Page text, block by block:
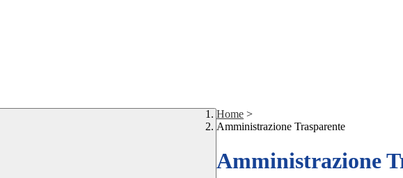
Home >
Amministrazione Trasparente
Amministrazione